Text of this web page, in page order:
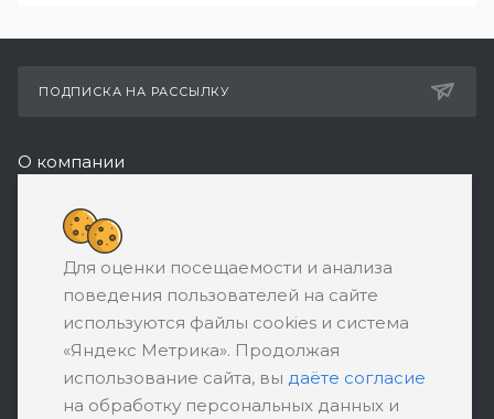
ПОДПИСКА НА РАССЫЛКУ
О компании
Реквизиты
8 (800) 550-08-77
ЗАКАЗАТЬ ЗВОНОК
support@ratingbankrotstva.ru
111398, Москва, ул. Плеханова, д. 30,
абонентский ящик №5
Для оценки посещаемости и анализа
поведения пользователей на сайте
используются файлы cookies и система
«Яндекс Метрика». Продолжая
использование сайта, вы даёте согласие
на обработку персональных данных и